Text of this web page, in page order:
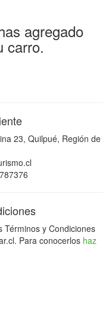
agregado
carro.
23, Quilpué, Región de
Términos y Condiciones
Para conocerlos haz